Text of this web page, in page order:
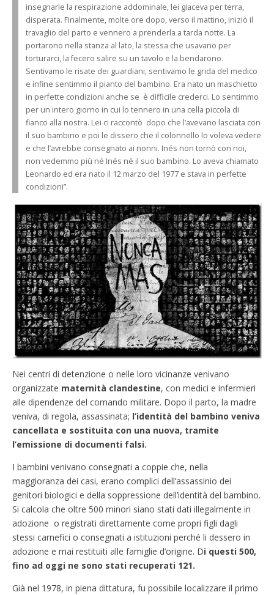
insegnarle la respirazione addominale, lei giaceva per terra,
disperata. Finalmente, molte ore dopo, verso il mattino, iniziò il
travaglio del parto e vennero a prenderla a tarda notte. La
portarono nella stanza al lato, la stessa che usavano per
torturarci, la fecero salire su un tavolo e la bendarono.
Sentivamo le risate dei guardiani, sentivamo le grida del medico
e infine sentimmo il pianto del bambino. Era nato un maschietto
in perfette condizioni anche se è difficile crederci. Lo sentimmo
per un intero giorno in cui lo tennero in una cella piccola di
fianco alla nostra. Lei ci raccontò dopo che l’avevano lasciata con
il suo bambino e poi le dissero che il colonnello lo voleva vedere
e che l’avrebbe consegnato ai nonni. Inés non tornò con noi,
non vedemmo più né Inés né il suo bambino. Lo aveva chiamato
Leonardo ed era nato il 12 marzo del 1977 e stava in perfette
condizioni”.
Nei centri di detenzione o nelle loro vicinanze venivano
organizzate maternità clandestine, con medici e infermieri
alle dipendenze del comando militare. Dopo il parto, la madre
veniva, di regola, assassinata; l’identità del bambino veniva
cancellata e sostituita con una nuova, tramite
l’emissione di documenti falsi.
I bambini venivano consegnati a coppie che, nella
maggioranza dei casi, erano complici dell’assassinio dei
genitori biologici e della soppressione dell’identità del bambino.
Si calcola che oltre 500 minori siano stati dati illegalmente in
adozione o registrati direttamente come propri figli dagli
stessi carnefici o consegnati a istituzioni perché li dessero in
adozione e mai restituiti alle famiglie d’origine. Di questi 500,
fino ad oggi ne sono stati recuperati 121.
Già nel 1978, in piena dittatura, fu possibile localizzare il primo